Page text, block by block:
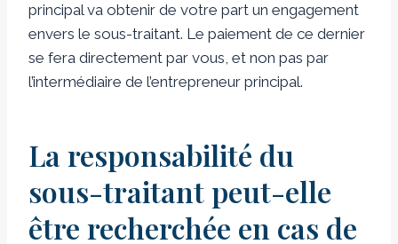
principal va obtenir de votre part un engagement
envers le sous-traitant. Le paiement de ce dernier
se fera directement par vous, et non pas par
l’intermédiaire de l’entrepreneur principal.
La responsabilité du
sous-traitant peut-elle
être recherchée en cas de